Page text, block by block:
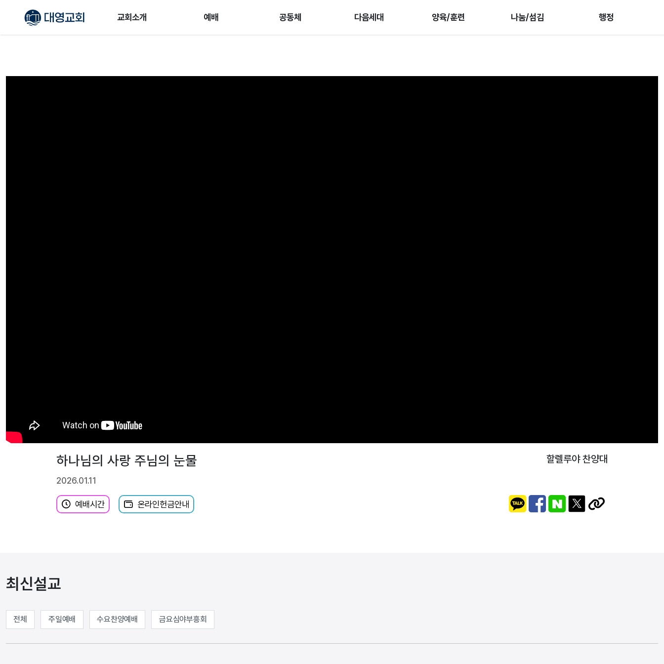
교회소개 예배 공동체 다음세대 양육/훈련 나눔/섬김 행정
하나님의 사랑 주님의 눈물
2026.01.11
할렐루야 찬양대
예배시간 온라인헌금안내
최신설교
전체 주일예배 수요찬양예배 금요심야부흥회